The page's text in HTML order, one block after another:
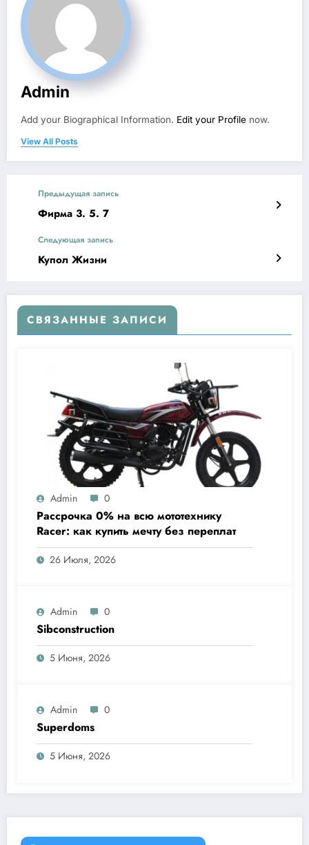
Admin
Add your Biographical Information. Edit your Profile now.
View All Posts
Предыдущая запись
Фирма 3. 5. 7
Следующая запись
Купол Жизни
СВЯЗАННЫЕ ЗАПИСИ
Admin 0
Рассрочка 0% на всю мототехнику
Racer: как купить мечту без переплат
26 Июля, 2026
Admin 0
Sibconstruction
5 Июня, 2026
Admin 0
Superdoms
5 Июня, 2026